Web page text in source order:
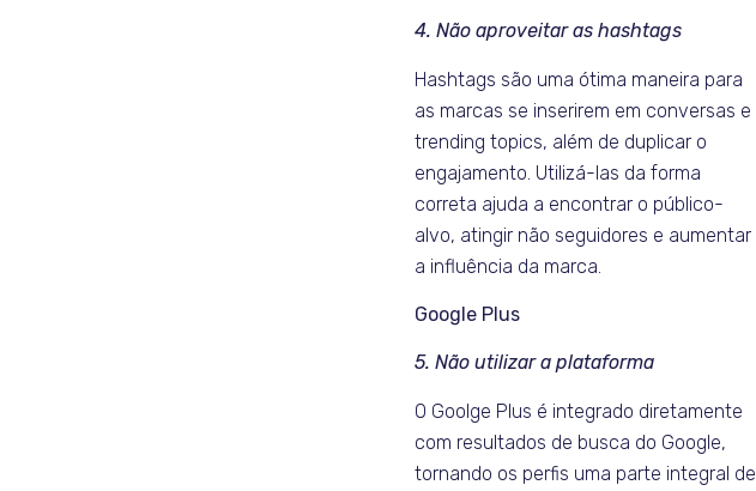
4. Não aproveitar as hashtags
Hashtags são uma ótima maneira para
as marcas se inserirem em conversas e
trending topics, além de duplicar o
engajamento. Utilizá-las da forma
correta ajuda a encontrar o público-
alvo, atingir não seguidores e aumentar
a influência da marca.
Google Plus
5. Não utilizar a plataforma
O Goolge Plus é integrado diretamente
com resultados de busca do Google,
tornando os perfis uma parte integral de